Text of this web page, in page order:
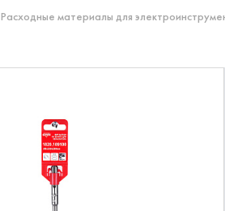
Расходные материалы для